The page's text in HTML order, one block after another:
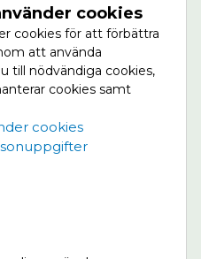
cookies
cookies för att förbättra
att använda
till nödvändiga cookies,
cookies samt
cookies
Vision Älvstaden,
där
till dubbel storlek, på
om Masthuggskajen